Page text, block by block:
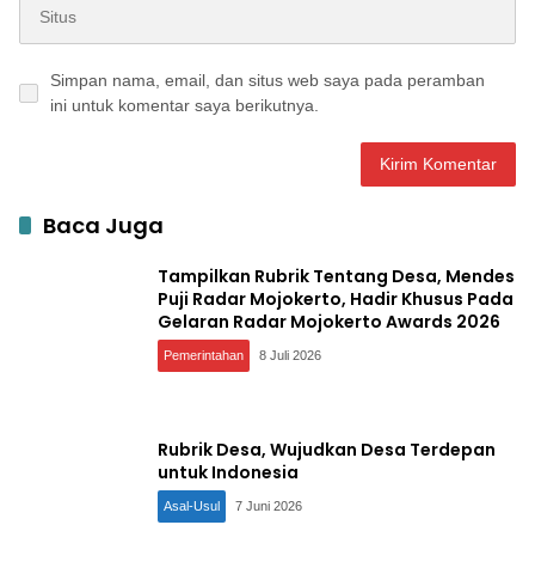
Simpan nama, email, dan situs web saya pada peramban
ini untuk komentar saya berikutnya.
Baca Juga
Tampilkan Rubrik Tentang Desa, Mendes
Puji Radar Mojokerto, Hadir Khusus Pada
Gelaran Radar Mojokerto Awards 2026
Pemerintahan 8 Juli 2026
Rubrik Desa, Wujudkan Desa Terdepan
untuk Indonesia
Asal-Usul 7 Juni 2026